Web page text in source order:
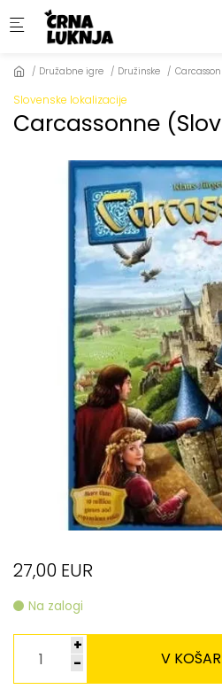
Skip to main content
Družabne igre Družinske
Slovenske lokalizacije
Carcassonne
27,00 EUR
Na zalogi
+
-
V